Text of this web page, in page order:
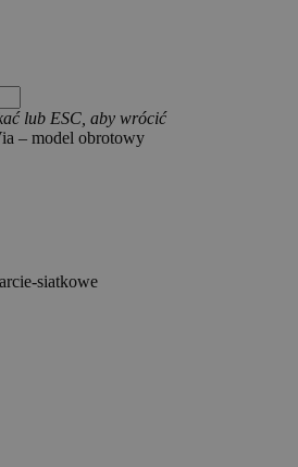
lub ESC, aby wrócić
– model obrotowy
siatkowe